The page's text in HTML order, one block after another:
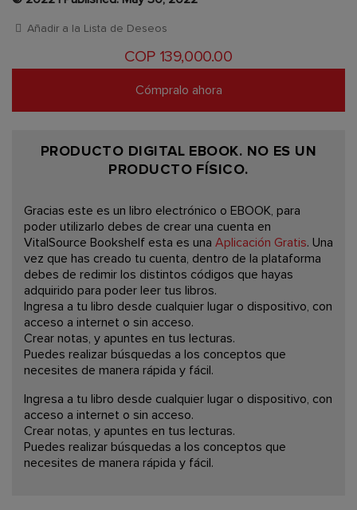
Añadir a la Lista de Deseos
Cómpralo ahora
COP 139,000.00
PRODUCTO DIGITAL EBOOK. NO ES UN
PRODUCTO FÍSICO.
Gracias este es un libro electrónico o EBOOK, para
poder utilizarlo debes de crear una cuenta en
VitalSource Bookshelf esta es una Aplicación Gratis. Una
vez que has creado tu cuenta, dentro de la plataforma
debes de redimir los distintos códigos que hayas
adquirido para poder leer tus libros.
Ingresa a tu libro desde cualquier lugar o dispositivo, con
acceso a internet o sin acceso.
Crear notas, y apuntes en tus lecturas.
Puedes realizar búsquedas a los conceptos que
necesites de manera rápida y fácil.
Ingresa a tu libro desde cualquier lugar o dispositivo, con
acceso a internet o sin acceso.
Crear notas, y apuntes en tus lecturas.
Puedes realizar búsquedas a los conceptos que
necesites de manera rápida y fácil.